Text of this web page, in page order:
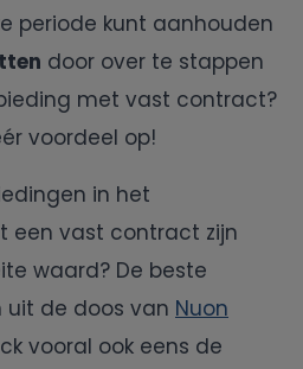
periode kunt aanhouden
door over te stappen
met vast contract?
voordeel op!
in het
een vast contract zijn
waard? De beste
uit de doos van Nuon
vooral ook eens de